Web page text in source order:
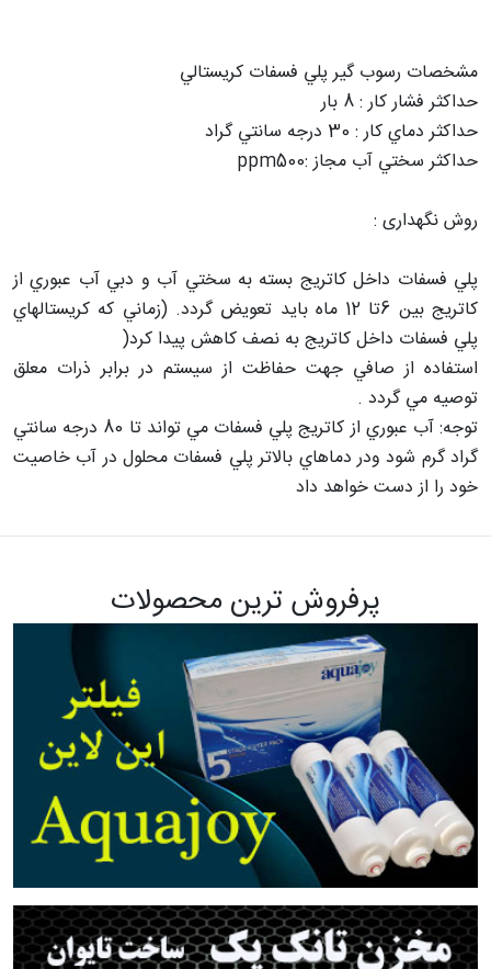
مشخصات رسوب گیر پلي فسفات كريستالي
حداكثر فشار كار : 8 بار
حداكثر دماي كار : 30 درجه سانتي گراد
حداكثر سختي آب مجاز :500
ppm
روش نگهداری :
پلي فسفات داخل كاتريج بسته به سختي آب و دبي آب عبوري از
كاتريج بين 6تا 12 ماه بايد تعويض گردد. (زماني كه كريستالهاي
پلي فسفات داخل كاتريج به نصف كاهش پيدا كرد(
استفاده از صافي جهت حفاظت از سيستم در برابر ذرات معلق
توصيه مي گردد .
توجه:
آب عبوري از كاتريج پلي فسفات مي تواند تا 80 درجه سانتي
گراد گرم شود ودر دماهاي بالاتر پلي فسفات محلول در آب خاصيت
خود را از دست خواهد داد
پرفروش ترین محصولات